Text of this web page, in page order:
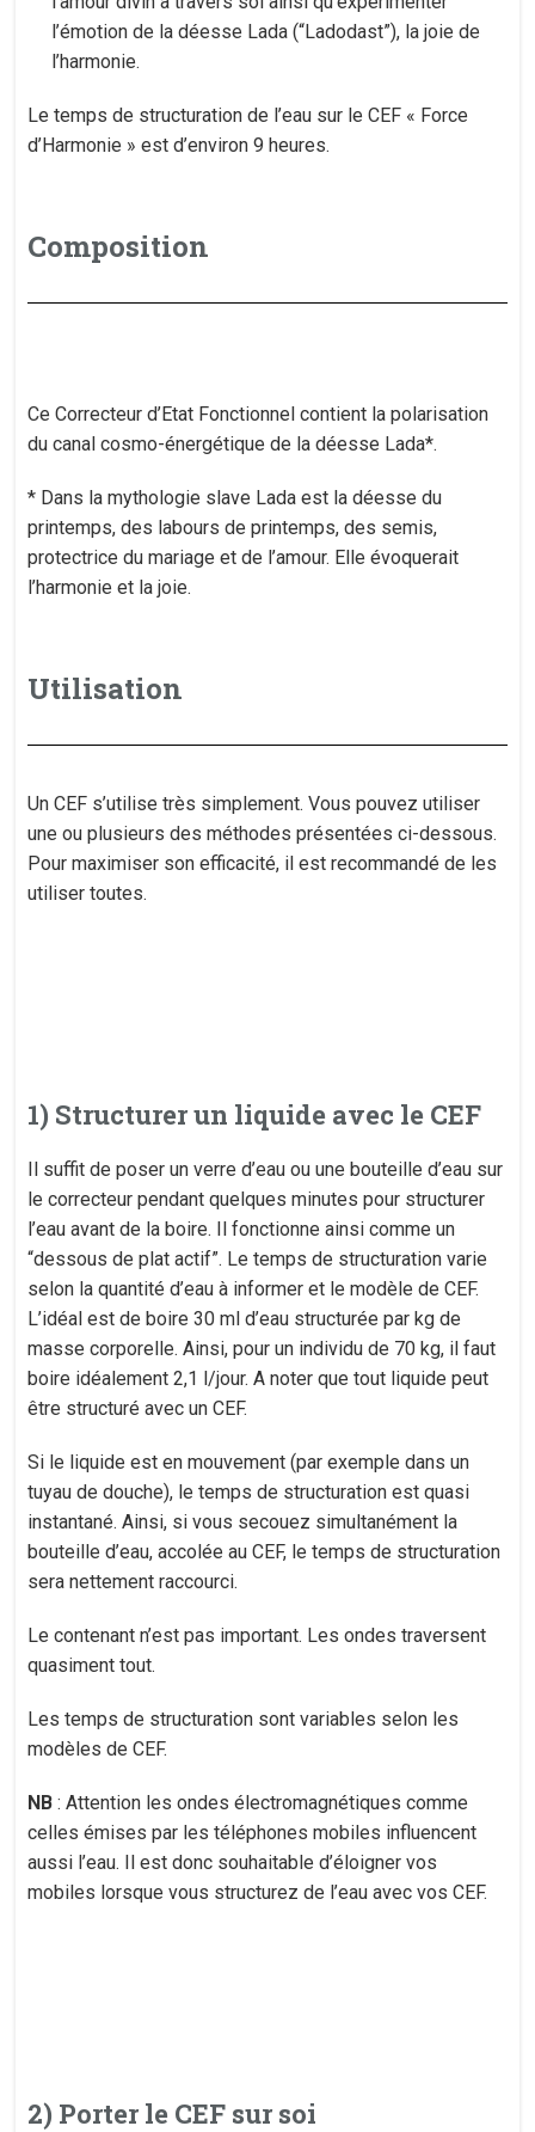
l’émotion de la déesse Lada (“Ladodast”), la joie de
l’harmonie.
Le temps de structuration de l’eau sur le CEF « Force
d’Harmonie » est d’environ 9 heures.
Composition
​Ce Correcteur d’Etat Fonctionnel contient la polarisation
du canal cosmo-énergétique de la déesse Lada*.
* Dans la mythologie slave Lada est la déesse du
printemps, des labours de printemps, des semis,
protectrice du mariage et de l’amour. Elle évoquerait
l’harmonie et la joie.
Utilisation
Un CEF s’utilise très simplement. Vous pouvez utiliser
une ou plusieurs des méthodes présentées ci-dessous.
Pour maximiser son efficacité, il est recommandé de les
utiliser toutes.
1) Structurer un liquide avec le CEF
Il suffit de poser un verre d’eau ou une bouteille d’eau sur
le correcteur pendant quelques minutes pour structurer
l’eau avant de la boire. Il fonctionne ainsi comme un
“dessous de plat actif”. Le temps de structuration varie
selon la quantité d’eau à informer et le modèle de CEF.
L’idéal est de boire 30 ml d’eau structurée par kg de
masse corporelle. Ainsi, pour un individu de 70 kg, il faut
boire idéalement 2,1 l/jour. A noter que tout liquide peut
être structuré avec un CEF.
Si le liquide est en mouvement (par exemple dans un
tuyau de douche), le temps de structuration est quasi
instantané. Ainsi, si vous secouez simultanément la
bouteille d’eau, accolée au CEF, le temps de structuration
sera nettement raccourci.
Le contenant n’est pas important. Les ondes traversent
quasiment tout.
Les temps de structuration sont variables selon les
modèles de CEF.
NB : Attention les ondes électromagnétiques comme
celles émises par les téléphones mobiles influencent
aussi l’eau. Il est donc souhaitable d’éloigner vos
mobiles lorsque vous structurez de l’eau avec vos CEF.
2) Porter le CEF sur soi